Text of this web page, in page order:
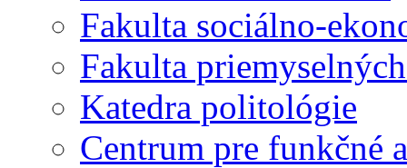
Fakulta sociálno-
Fakulta
Katedra politológie
Centrum pre funkčné